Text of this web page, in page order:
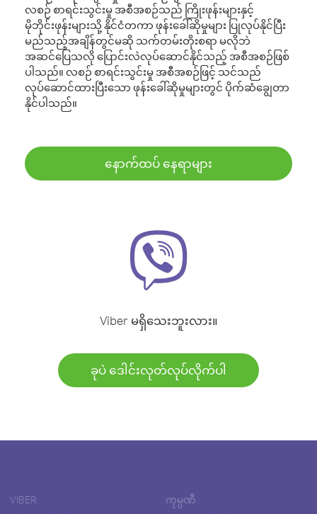
လစဉ် စာရင်းသွင်းမှု အစီအစဉ်သည် ကြိုးဖုန်းများနှင့်
မိုဘိုင်းဖုန်းများသို့ နိုင်ငံတကာ ဖုန်းခေါ်ဆိုမှုများ ပြုလုပ်နိုင်ပြီး
မည်သည့်အချိန်တွင်မဆို သက်တမ်းတိုးစရာ မလိုဘဲ
အဆင်ပြေသလို ပြောင်းလဲလုပ်ဆောင်နိုင်သည့် အစီအစဉ်ဖြစ်
ပါသည်။ လစဉ် စာရင်းသွင်းမှု အစီအစဉ်ဖြင့် သင်သည်
လုပ်ဆောင်ထားပြီးသော ဖုန်းခေါ်ဆိုမှုများတွင် ပိုက်ဆံချွေတာ
နိုင်ပါသည်။
နောက်ထပ် နေရာများ
Viber မရှိသေးဘူးလား။
ခုပဲ ဒေါင်းလုတ်လုပ်လိုက်ပါ
VIBER ကုမ္ပဏီ